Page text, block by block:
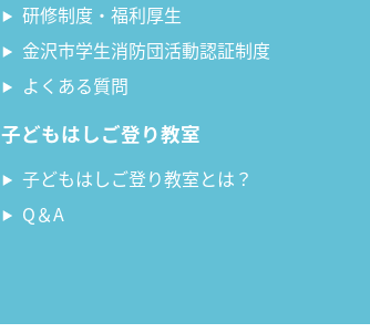
研修制度・福利厚生
金沢市学生消防団活動認証制度
よくある質問
子どもはしご登り教室
子どもはしご登り教室とは？
Q＆A